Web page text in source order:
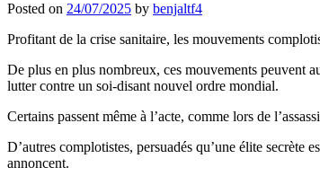
Posted on 24/07/2025 by benjaltf4
Profitant de la crise sanitaire, les mouvements
De plus en plus nombreux, ces mouvements peuvent
lutter contre un soi-disant nouvel ordre mondial.
Certains passent même à l’acte, comme lors de
D’autres complotistes, persuadés qu’une élite
annoncent.